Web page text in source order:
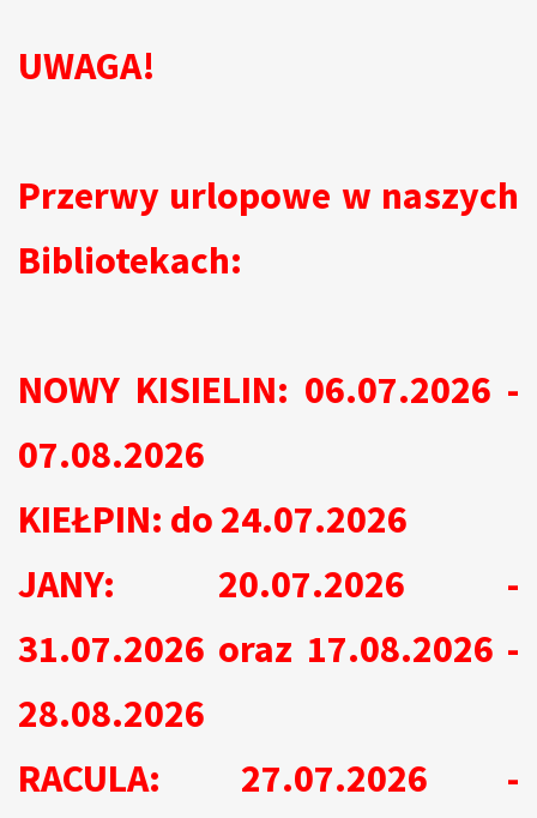
UWAGA!
Przerwy urlopowe w naszych
Bibliotekach:
NOWY KISIELIN: 06.07.2026 -
07.08.2026
KIEŁPIN: do 24.07.2026
JANY: 20.07.2026 -
31.07.2026 oraz 17.08.2026 -
28.08.2026
RACULA: 27.07.2026 -